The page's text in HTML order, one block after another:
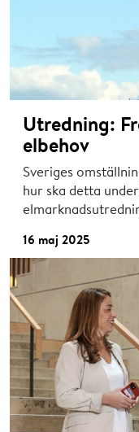
Utredning:
elbehov
Sveriges
hur ska detta
16 maj 2025